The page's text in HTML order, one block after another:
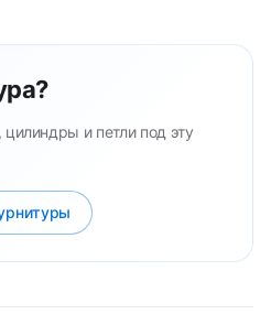
и петли под эту